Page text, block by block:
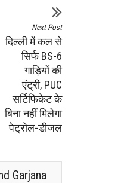
Next Post
दिल्ली में कल से
सिर्फ BS-6
गाड़ियों की
एंट्री, PUC
सर्टिफिकेट के
बिना नहीं मिलेगा
पेट्रोल-डीजल
Garjana